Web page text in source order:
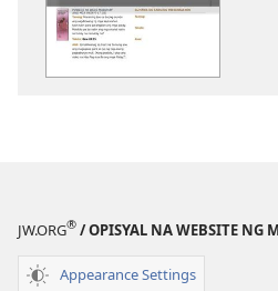
JW.ORG® / OPISYAL NA WEBSITE NG
Appearance Settings